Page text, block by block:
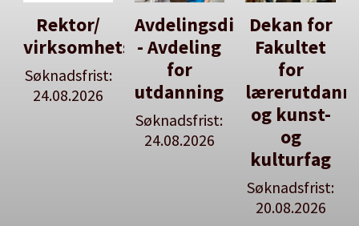
Avdelingsdirektør
- Avdeling
for
utdanning
Dekan for
Fakultet
for
lærerutdanning
og kunst-
og
Her kan
du utlyse
en ledig
stilling
Se våre
stillingspakker